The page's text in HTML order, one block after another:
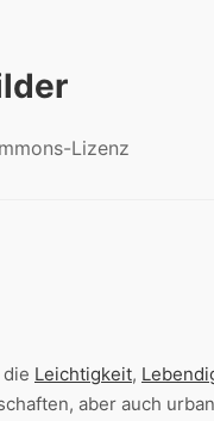
Lizenz
Leichtigkeit,
aber auch